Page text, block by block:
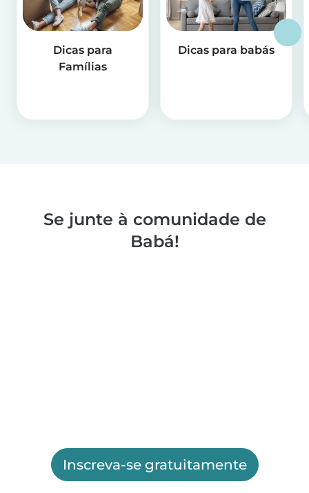
Dicas para
Famílias
Dicas para babás
Se junte à comunidade de
Babá!
Inscreva-se gratuitamente